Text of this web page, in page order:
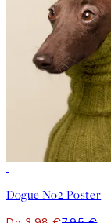
Dogue No2 Poster